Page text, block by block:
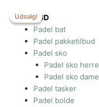
indholdet
TILBUD
Padel bat
Padel pakketilbud
Padel sko
Padel sko herre
Padel sko dame
Padel tasker
Padel bolde
Udsalg!
Udsalg!